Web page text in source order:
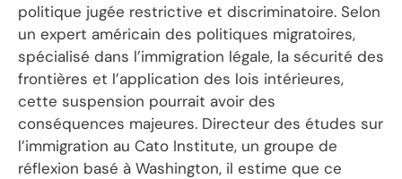
politique jugée restrictive et discriminatoire. Selon
un expert américain des politiques migratoires,
spécialisé dans l’immigration légale, la sécurité des
frontières et l’application des lois intérieures,
cette suspension pourrait avoir des
conséquences majeures. Directeur des études sur
l’immigration au Cato Institute, un groupe de
réflexion basé à Washington, il estime que ce